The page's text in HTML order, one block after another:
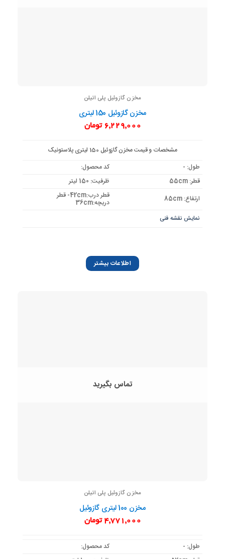
مخزن گازوئیل پلی اتیلن
مخزن گازوئیل 150 لیتری
6,229,000 تومان
مشخصات و قیمت مخزن گازوئیل 150 لیتری پلاستونیک
طول: -
کد محصول:
قطر: 55cm
ظرفیت: 150 لیتر
ارتفاع: 85cm
قطر درب:42cm- قطر
دریچه:36cm
نمایش نقشه فنی
اطلاعات بیشتر
تماس بگیرید
مخزن گازوئیل پلی اتیلن
مخزن 100 لیتری گازوئیل
4,771,000 تومان
طول: -
کد محصول: